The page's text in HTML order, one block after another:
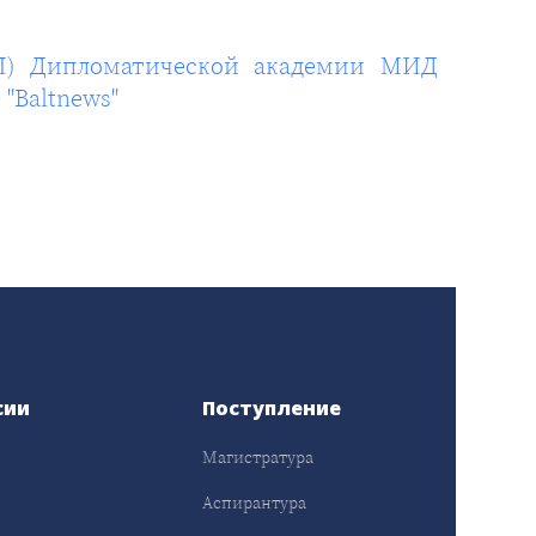
Дипломатической академии МИД
Поступление
Магистратура
Аспирантура